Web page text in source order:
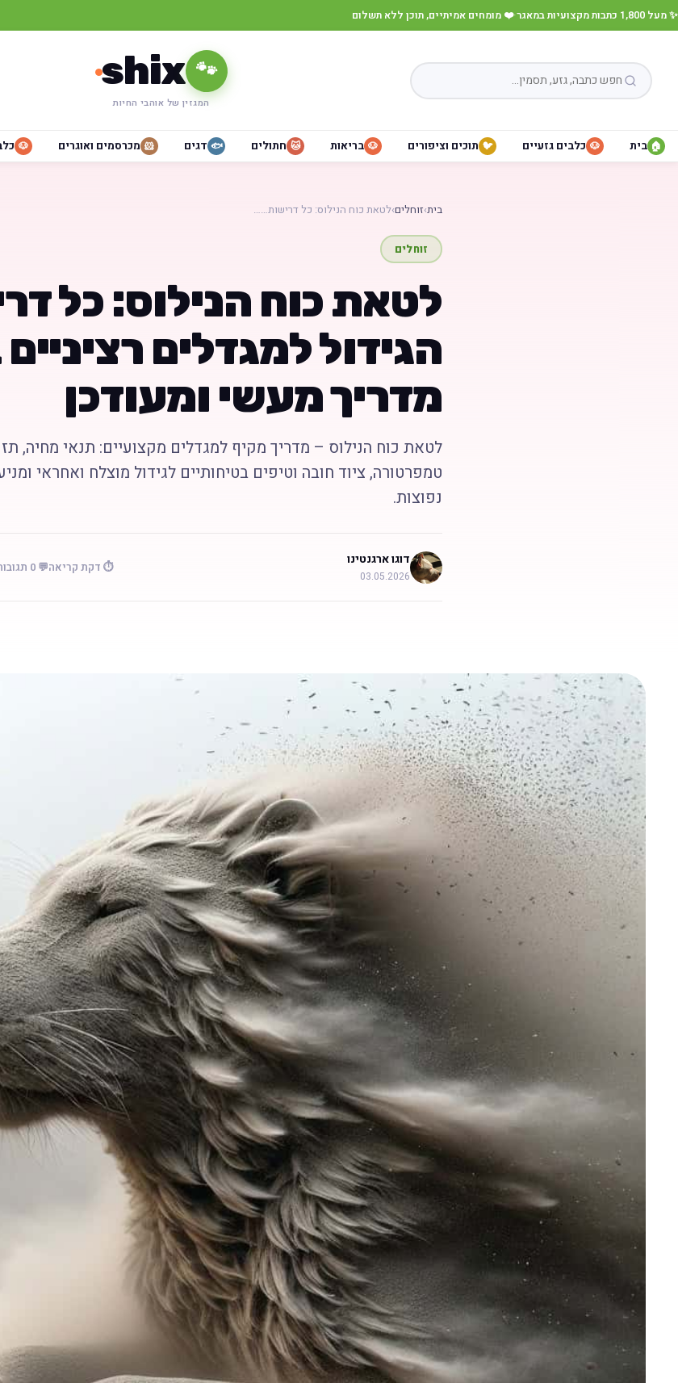
✨ מעל 1,800 כתבות מקצועיות במאגר ·❤️ מומחים אמיתיים, תוכן ללא תשלום
🐾
shix
המגזין של אוהבי החיות
🏠 בית 🐶 כלבים גזעיים 🐦 תוכים וציפורים 🐶 בריאות 🐱 חתולים 🐟 דגים 🐹 מכרסמים ואוגרים 🐶
בית›זוחלים›לטאת כוח הנילוס: כל דרישות……
זוחלים
לטאת כוח הנילוס: כל
הגידול למגדלים
מדריך מעשי ומעודכן
לטאת כוח הנילוס – מדריך מקיף למגדלים מקצועיים: תנאי מחיה,
טמפרטורה, ציוד חובה וטיפים בטיחותיים לגידול מוצלח ואחראי
נפוצות.
דוגו ארגנטינו
03.05.2026
⏱️ דקת קריאה💬 0 תגובות